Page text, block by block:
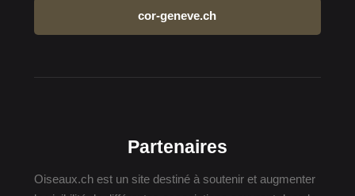
cor-geneve.ch
Partenaires
Oiseaux.ch est un site destiné à soutenir et augmenter